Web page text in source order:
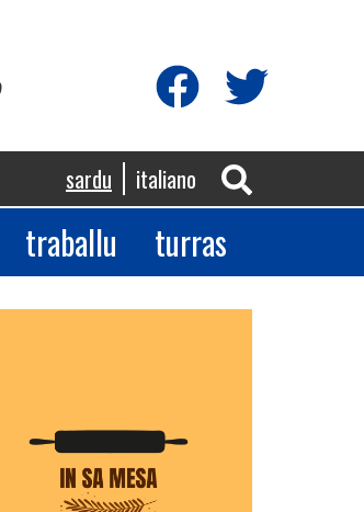
sardu italiano
traballu turras